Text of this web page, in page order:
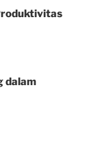
dalam